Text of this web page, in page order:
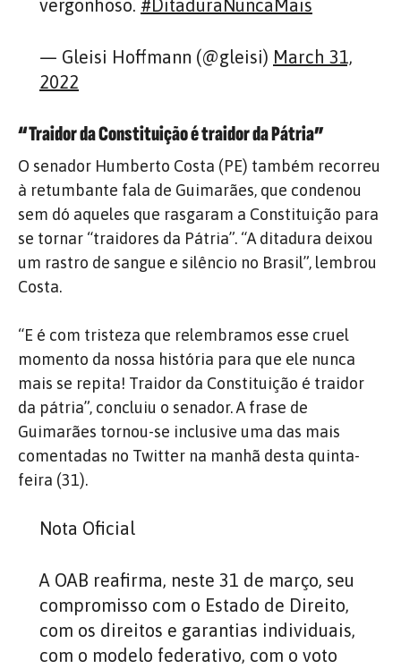
vergonhoso. #DitaduraNuncaMais
— Gleisi Hoffmann (@gleisi) March 31,
2022
“Traidor da Constituição é traidor da Pátria”
O senador Humberto Costa (PE) também recorreu
à retumbante fala de Guimarães, que condenou
sem dó aqueles que rasgaram a Constituição para
se tornar “traidores da Pátria”. “A ditadura deixou
um rastro de sangue e silêncio no Brasil”, lembrou
Costa.
“E é com tristeza que relembramos esse cruel
momento da nossa história para que ele nunca
mais se repita! Traidor da Constituição é traidor
da pátria”, concluiu o senador. A frase de
Guimarães tornou-se inclusive uma das mais
comentadas no Twitter na manhã desta quinta-
feira (31).
Nota Oficial
A OAB reafirma, neste 31 de março, seu
compromisso com o Estado de Direito,
com os direitos e garantias individuais,
com o modelo federativo, com o voto